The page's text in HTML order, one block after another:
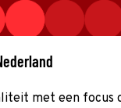
met een focus